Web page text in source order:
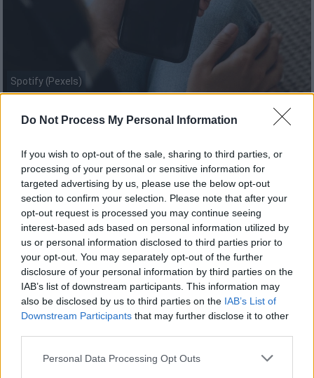
Do Not Process My Personal Information
If you wish to opt-out of the sale, sharing to third parties, or
processing of your personal or sensitive information for
targeted advertising by us, please use the below opt-out
section to confirm your selection. Please note that after your
opt-out request is processed you may continue seeing
interest-based ads based on personal information utilized by
us or personal information disclosed to third parties prior to
your opt-out. You may separately opt-out of the further
disclosure of your personal information by third parties on the
IAB’s list of downstream participants. This information may
also be disclosed by us to third parties on the IAB’s List of
Downstream Participants that may further disclose it to other
Please note that this website/app uses one or more Google
Personal Data Processing Opt Outs
Spotify (Pexels)
Προσθέστε το ΕΘΝΟΣ στη Google
Μεγάλες αλλαγές θα δουν από τον
Σεπτέμβριοοι συνδρομητές τουSpotify
Σύμφωνα με τουςFinancial Times, που
επικαλούνται τον συμπρόεδρο και
διευθύνοντα σύμβουλο της εταιρείας
streaming μουσικής, Άλεξ Νόρστρομ, το
Spotifyθα αυξήσει τις τιμές καθώς επενδύει
σε νέες δυνατότητες και στοχεύει σε 1
δισεκατομμύριο χρήστες.
ΔΙΑΒΑΣΤΕ ΕΠΙΣΗΣ